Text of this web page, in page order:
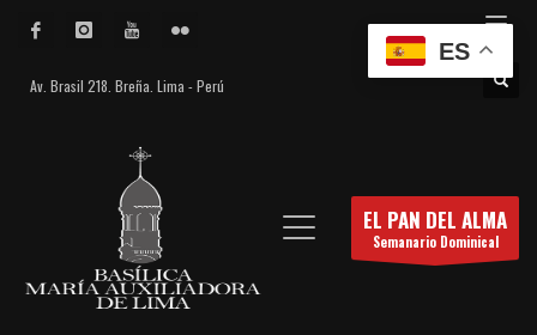
Av. Brasil 218. Breña. Lima - Perú
EL PAN DEL ALMA
Semanario Dominical
ES